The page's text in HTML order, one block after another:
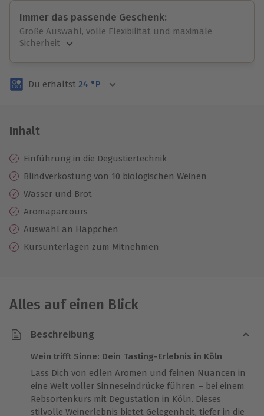
Immer das passende Geschenk:
Große Auswahl, volle Flexibilität und maximale
Sicherheit
Volle Flexibilität
3 Jahre gültig & verlängerbar.
Du erhältst 24 °P
Inhalt
Einführung in die Degustiertechnik
Blindverkostung von 10 biologischen Weinen
Wasser und Brot
Aromaparcours
Auswahl an Häppchen
Kursunterlagen zum Mitnehmen
Alles auf einen Blick
Beschreibung
Wein trifft Sinne: Dein Tasting-Erlebnis in Köln
Lass Dich von edlen Aromen und feinen Nuancen in
eine Welt voller Sinneseindrücke führen – bei einem
Rebsortenkurs mit Degustation in Köln. Dieses
stilvolle Weinerlebnis bietet Gelegenheit, tiefer in die